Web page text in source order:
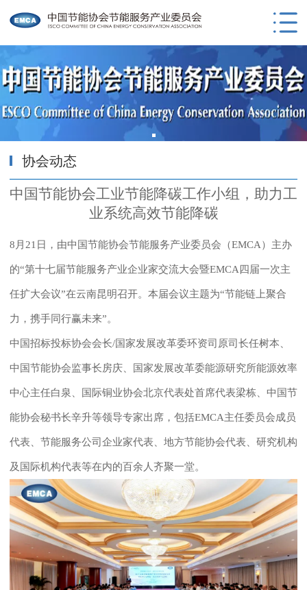
协会动态
中国节能协会工业节能降碳工作小组，助力工
业系统高效节能降碳
8月21日，由中国节能协会节能服务产业委员会（EMCA）主办
的“第十七届节能服务产业企业家交流大会暨EMCA四届一次主
任扩大会议”在云南昆明召开。本届会议主题为“节能链上聚合
力，携手同行赢未来”。
中国招标投标协会会长/国家发展改革委环资司原司长任树本、
中国节能协会监事长房庆、国家发展改革委能源研究所能源效率
中心主任白泉、国际铜业协会北京代表处首席代表梁栋、中国节
能协会秘书长辛升等领导专家出席，包括EMCA主任委员会成员
代表、节能服务公司企业家代表、地方节能协会代表、研究机构
及国际机构代表等在内的百余人齐聚一堂。